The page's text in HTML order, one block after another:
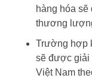
hàng hóa
thương
Trường hợp
sẽ được giải
Việt Nam